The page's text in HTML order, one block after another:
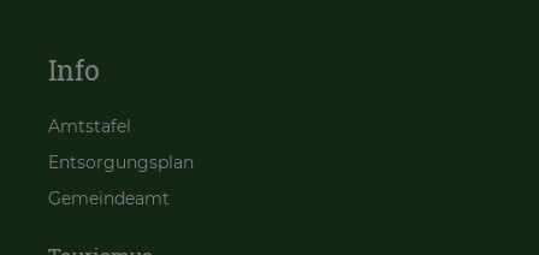
Info
Amtstafel
Entsorgungsplan
Gemeindeamt